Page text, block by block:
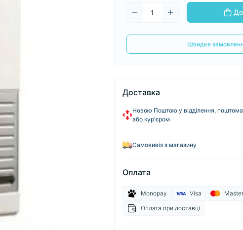
Швидке
Доставка
Новою Поштою у відділення,
або кур'єром
Самовивіз з магазину
Оплата
Monopay Visa
Оплата при доставці